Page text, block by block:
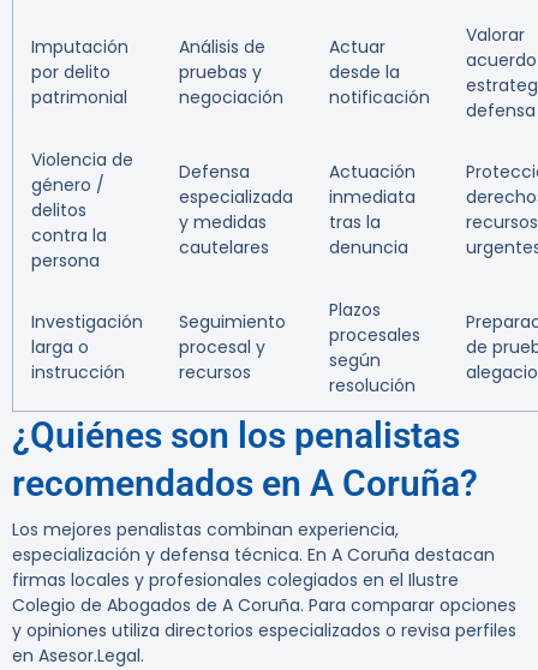
Imputación
por delito
patrimonial
Análisis de
pruebas y
negociación
Actuar
desde la
notificación
Valorar
defensa
Violencia de
género /
delitos
contra la
persona
Defensa
especializada
y medidas
cautelares
Actuación
inmediata
tras la
denuncia
recursos
Investigación
larga o
instrucción
Seguimiento
procesal y
recursos
Plazos
procesales
según
resolución
de
¿Quiénes son los penalistas
recomendados en A Coruña?
Los mejores penalistas combinan experiencia,
especialización y defensa técnica. En A Coruña destacan
firmas locales y profesionales colegiados en el Ilustre
Colegio de Abogados de A Coruña. Para comparar opciones
y opiniones utiliza directorios especializados o revisa perfiles
en Asesor.Legal.